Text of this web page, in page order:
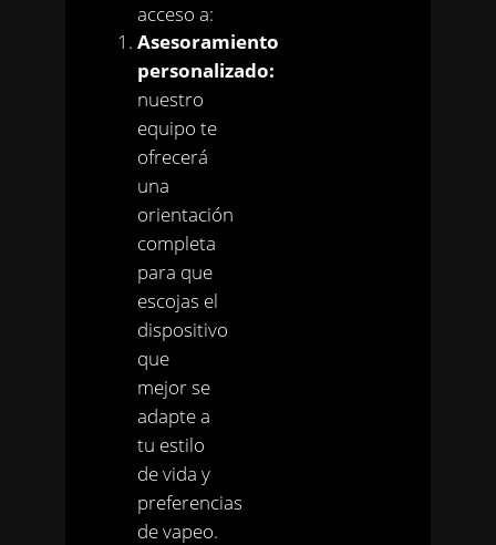
acceso a:
Asesoramiento
personalizado:
nuestro
equipo te
ofrecerá
una
orientación
completa
para que
escojas el
dispositivo
que
mejor se
adapte a
tu estilo
de vida y
preferencias
de vapeo.